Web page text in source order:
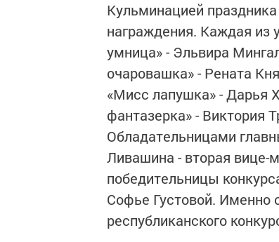
Кульминацией
награждения. Каждая из
умница» - Эльвира
очаровашка» - Рената
«Мисс лапушка» - Дарья
фантазерка» - Виктория
Обладательницами
Ливашина - вторая вице-
победительницы
Софье Густовой. Именно
республиканского